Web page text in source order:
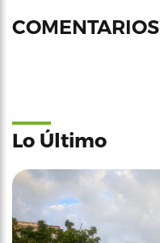
COMENTARIOS
Lo Último